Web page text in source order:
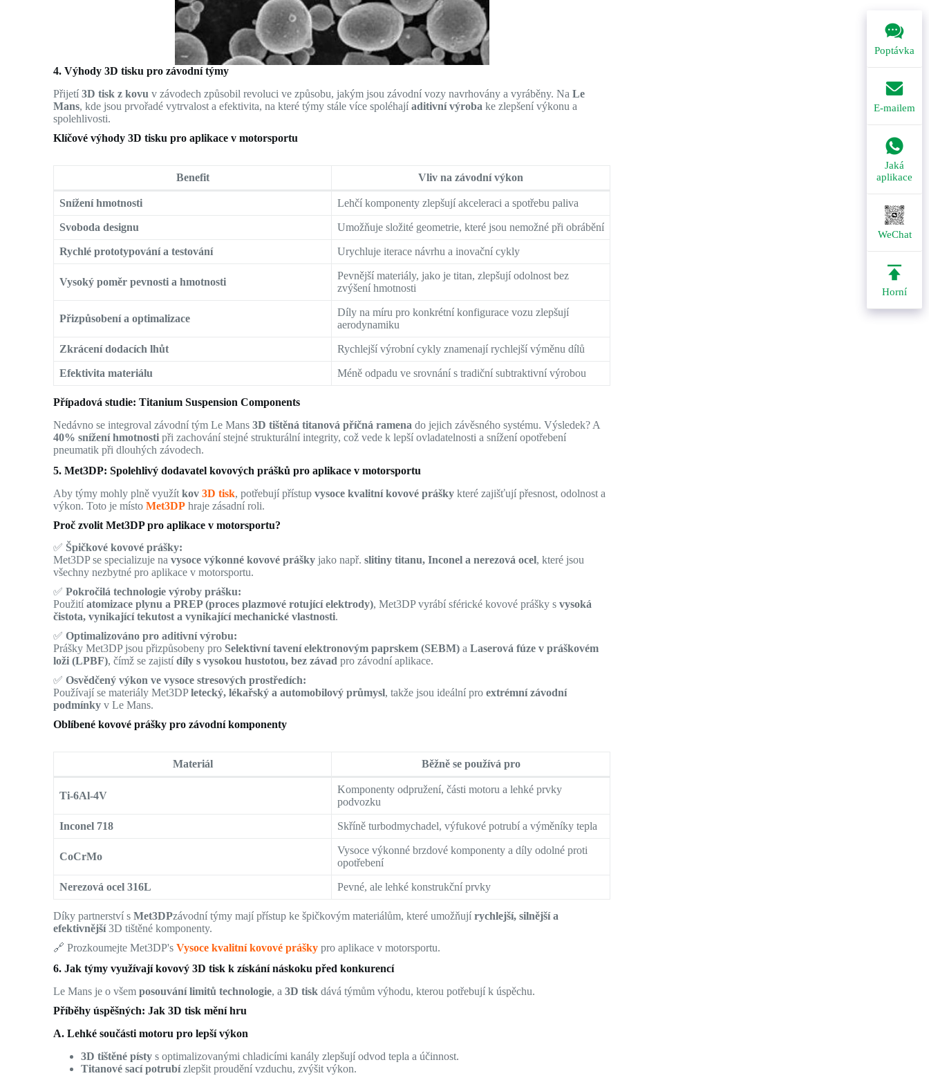
Poptávka
E-mailem
Jaká
aplikace
WeChat
Horní
4. Výhody 3D tisku pro závodní týmy
Přijetí3D tisk z kovu v závodech způsobil revoluci ve způsobu, jakým jsou závodní vozy navrhovány a vyráběny. NaLe
Mans, kde jsou prvořadé vytrvalost a efektivita, na které týmy stále více spoléhajíaditivní výroba ke zlepšení výkonu a
spolehlivosti.
Klíčové výhody 3D tisku pro aplikace v motorsportu
Benefit Vliv na závodní výkon
Snížení hmotnosti Lehčí komponenty zlepšují akceleraci a spotřebu paliva
Svoboda designu Umožňuje složité geometrie, které jsou nemožné při obrábění
Rychlé prototypování a testování Urychluje iterace návrhu a inovační cykly
Vysoký poměr pevnosti a hmotnosti
Pevnější materiály, jako je titan, zlepšují odolnost bez
zvýšení hmotnosti
Přizpůsobení a optimalizace
Díly na míru pro konkrétní konfigurace vozu zlepšují
aerodynamiku
Zkrácení dodacích lhůt Rychlejší výrobní cykly znamenají rychlejší výměnu dílů
Efektivita materiálu Méně odpadu ve srovnání s tradiční subtraktivní výrobou
Případová studie: Titanium Suspension Components
Nedávno se integroval závodní tým Le Mans3D tištěná titanová příčná ramena do jejich závěsného systému. Výsledek? A
40% snížení hmotnosti při zachování stejné strukturální integrity, což vede k lepší ovladatelnosti a snížení opotřebení
pneumatik při dlouhých závodech.
5. Met3DP: Spolehlivý dodavatel kovových prášků pro aplikace v motorsportu
Aby týmy mohly plně využítkov3D tisk, potřebují přístupvysoce kvalitní kovové prášky které zajišťují přesnost, odolnost a
výkon. Toto je místoMet3DP hraje zásadní roli.
Proč zvolit Met3DP pro aplikace v motorsportu?
✅ Špičkové kovové prášky:
Met3DP se specializuje navysoce výkonné kovové prášky jako např.slitiny titanu, Inconel a nerezová ocel, které jsou
všechny nezbytné pro aplikace v motorsportu.
✅Pokročilá technologie výroby prášku:
Použitíatomizace plynu a PREP (proces plazmové rotující elektrody), Met3DP vyrábí sférické kovové prášky svysoká
čistota, vynikající tekutost a vynikající mechanické vlastnosti.
✅Optimalizováno pro aditivní výrobu:
Prášky Met3DP jsou přizpůsobeny pro Selektivní tavení elektronovým paprskem (SEBM) aLaserová fúze v práškovém
loži (LPBF), čímž se zajistídíly s vysokou hustotou, bez závad pro závodní aplikace.
✅Osvědčený výkon ve vysoce stresových prostředích:
Používají se materiály Met3DPletecký, lékařský a automobilový průmysl, takže jsou ideální proextrémní závodní
podmínky v Le Mans.
Oblíbené kovové prášky pro závodní komponenty
Materiál Běžně se používá pro
Ti-6Al-4V
Komponenty odpružení, části motoru a lehké prvky
podvozku
Inconel 718 Skříně turbodmychadel, výfukové potrubí a výměníky tepla
CoCrMo
Vysoce výkonné brzdové komponenty a díly odolné proti
opotřebení
Nerezová ocel 316L Pevné, ale lehké konstrukční prvky
Díky partnerství sMet3DPzávodní týmy mají přístup ke špičkovým materiálům, které umožňujírychlejší, silnější a
efektivnější3D tištěné komponenty.
🔗 Prozkoumejte Met3DP'sVysoce kvalitní kovové prášky pro aplikace v motorsportu.
6. Jak týmy využívají kovový 3D tisk k získání náskoku před konkurencí
Le Mans je o všemposouvání limitů technologie, a3D tisk dává týmům výhodu, kterou potřebují k úspěchu.
Příběhy úspěšných: Jak 3D tisk mění hru
A. Lehké součásti motoru pro lepší výkon
3D tištěné písty s optimalizovanými chladicími kanály zlepšují odvod tepla a účinnost.
Titanové sací potrubízlepšit proudění vzduchu, zvýšit výkon.